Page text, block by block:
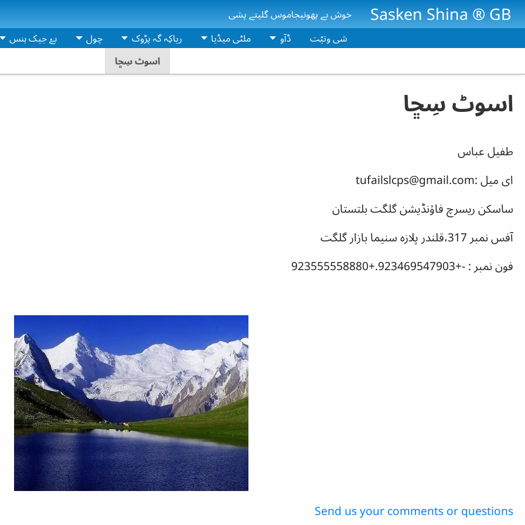
Skip to main content
Sasken Shina ® GB خوش بے پھونیجاموس گلیتے پشی
شی وتیۡت ڈآو ملٹی میڈیا ریاکِہ گہ پڑوک چول بےۡ جیک ہنس
اسوٹ سِڇا
اسوٹ سِڇا
طفیل عباس
ای میل :tufailslcps@gmail.com
ساسکن ریسرچ فاۇنڈیشن گلگت بلتستان
آفس نمبر 317،قلندر پلازہ سنیما بازار گلگت
فون نمبر : -+923469547903.+923555558880
Send us your comments or questions